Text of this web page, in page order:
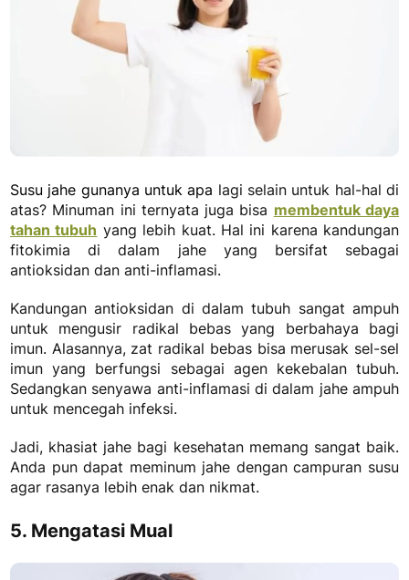
Susu jahe gunanya untuk apa lagi selain untuk hal-hal di
atas? Minuman ini ternyata juga bisa membentuk daya
tahan tubuh yang lebih kuat. Hal ini karena kandungan
fitokimia di dalam jahe yang bersifat sebagai
antioksidan dan anti-inflamasi.
Kandungan antioksidan di dalam tubuh sangat ampuh
untuk mengusir radikal bebas yang berbahaya bagi
imun. Alasannya, zat radikal bebas bisa merusak sel-sel
imun yang berfungsi sebagai agen kekebalan tubuh.
Sedangkan senyawa anti-inflamasi di dalam jahe ampuh
untuk mencegah infeksi.
Jadi, khasiat jahe bagi kesehatan memang sangat baik.
Anda pun dapat meminum jahe dengan campuran susu
agar rasanya lebih enak dan nikmat.
5. Mengatasi Mual